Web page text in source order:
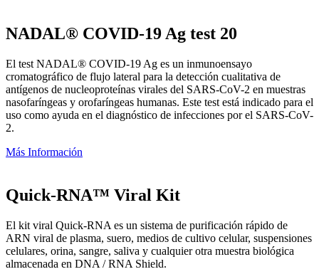
NADAL® COVID-19 Ag test 20
El test NADAL® COVID-19 Ag es un inmunoensayo
cromatográfico de flujo lateral para la detección cualitativa de
antígenos de nucleoproteínas virales del SARS-CoV-2 en muestras
nasofaríngeas y orofaríngeas humanas. Este test está indicado para el
uso como ayuda en el diagnóstico de infecciones por el SARS-CoV-
2.
Más Información
Quick-RNA™ Viral Kit
El kit viral Quick-RNA es un sistema de purificación rápido de
ARN viral de plasma, suero, medios de cultivo celular, suspensiones
celulares, orina, sangre, saliva y cualquier otra muestra biológica
almacenada en DNA / RNA Shield.